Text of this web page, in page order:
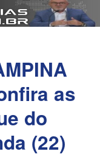
as
do
(22)